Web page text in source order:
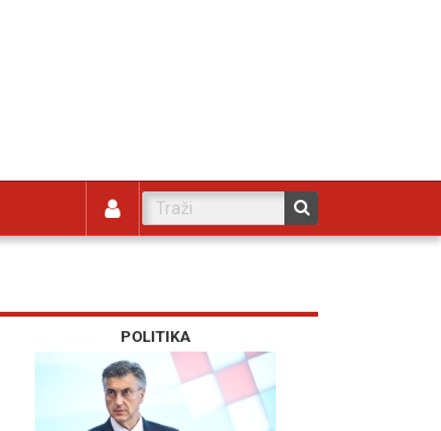
POLITIKA